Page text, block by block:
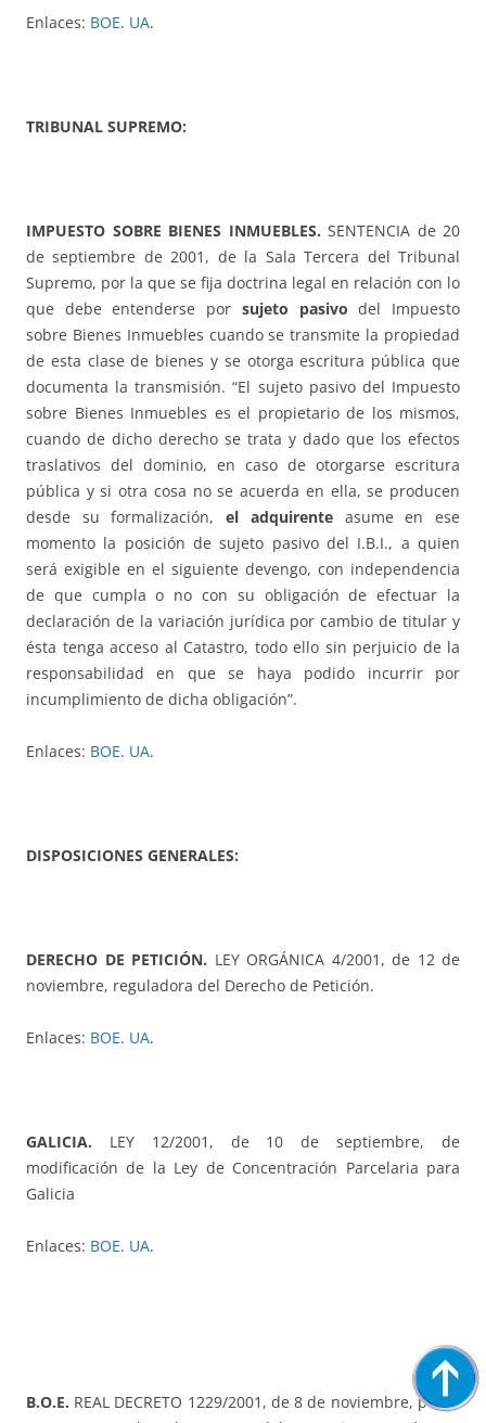
Enlaces: BOE. UA.
TRIBUNAL SUPREMO:
IMPUESTO SOBRE BIENES INMUEBLES. SENTENCIA de 20
de septiembre de 2001, de la Sala Tercera del Tribunal
Supremo, por la que se fija doctrina legal en relación con lo
que debe entenderse por sujeto pasivodel Impuesto
sobre Bienes Inmuebles cuando se transmite la propiedad
de esta clase de bienes y se otorga escritura pública que
documenta la transmisión. “El sujeto pasivo del Impuesto
sobre Bienes Inmuebles es el propietario de los mismos,
cuando de dicho derecho se trata y dado que los efectos
traslativos del dominio, en caso de otorgarse escritura
pública y si otra cosa no se acuerda en ella, se producen
desde su formalización,el adquirenteasume en ese
momento la posición de sujeto pasivo del I.B.I., a quien
será exigible en el siguiente devengo, con independencia
de que cumpla o no con su obligación de efectuar la
declaración de la variación jurídica por cambio de titular y
ésta tenga acceso al Catastro, todo ello sin perjuicio de la
responsabilidad en que se haya podido incurrir por
incumplimiento de dicha obligación”.
Enlaces: BOE. UA.
DISPOSICIONES GENERALES:
DERECHO DE PETICIÓN. LEY ORGÁNICA 4/2001, de 12 de
noviembre, reguladora del Derecho de Petición.
Enlaces: BOE. UA.
GALICIA. LEY 12/2001, de 10 de septiembre, de
modificación de la Ley de Concentración Parcelaria para
Galicia
Enlaces: BOE. UA.
B.O.E. REAL DECRETO 1229/2001, de 8 de noviembre, por el